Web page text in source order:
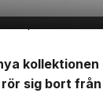
sig bort